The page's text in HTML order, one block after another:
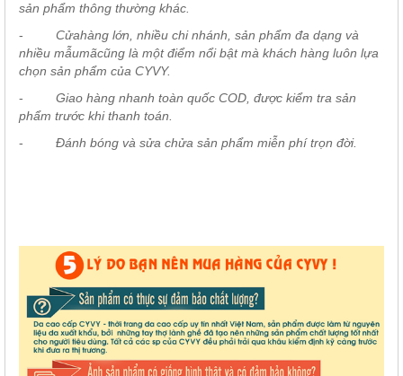
sản phẩm thông thường khác.
- Cửahàng lớn, nhiều chi nhánh, sản phẩm đa dạng và
nhiều mẫumãcũng là một điểm nổi bật mà khách hàng luôn lựa
chọn sản phẩm của CYVY.
- Giao hàng nhanh toàn quốc COD, được kiểm tra sản
phẩm trước khi thanh toán.
- Đánh bóng và sửa chửa sản phẩm miễn phí trọn đời.